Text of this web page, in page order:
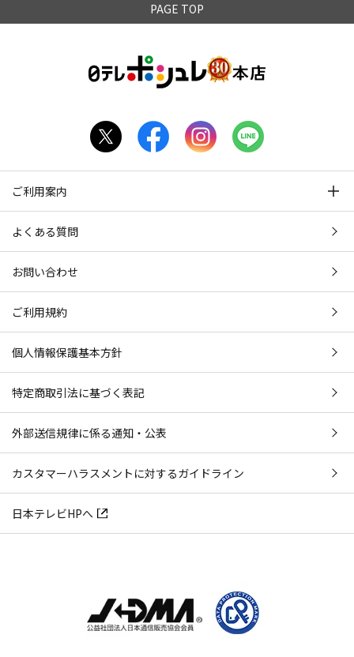
PAGE TOP
ご利用案内
よくある質問
お問い合わせ
ご利用規約
個人情報保護基本方針
特定商取引法に基づく表記
外部送信規律に係る通知・公表
カスタマーハラスメントに対するガイドライン
日本テレビHPへ